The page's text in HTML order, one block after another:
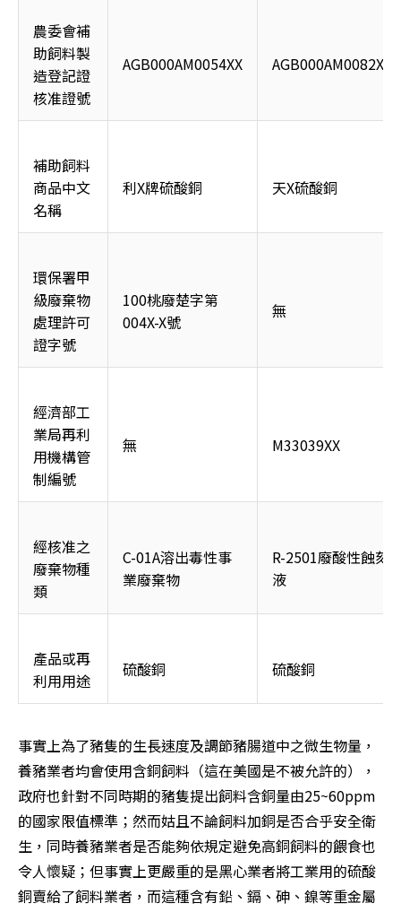
農委會補
助飼料製
造登記證
核准證號
AGB000AM0054XX AGB000AM0082XX
補助飼料
商品中文
名稱
利X牌硫酸銅 天X硫酸銅
環保署甲
級廢棄物
處理許可
證字號
100桃廢楚字第
004X-X號
無
經濟部工
業局再利
用機構管
制編號
無 M33039XX
經核准之
廢棄物種
類
C-01A溶出毒性事
業廢棄物
R-2501廢酸性蝕刻
液
產品或再
利用用途
硫酸銅 硫酸銅
事實上為了豬隻的生長速度及調節豬腸道中之微生物量，
養豬業者均會使用含銅飼料（這在美國是不被允許的），
政府也針對不同時期的豬隻提出飼料含銅量由25~60ppm
的國家限值標準；然而姑且不論飼料加銅是否合乎安全衛
生，同時養豬業者是否能夠依規定避免高銅飼料的餵食也
令人懷疑；但事實上更嚴重的是黑心業者將工業用的硫酸
銅賣給了飼料業者，而這種含有鉛、鎘、砷、鎳等重金屬